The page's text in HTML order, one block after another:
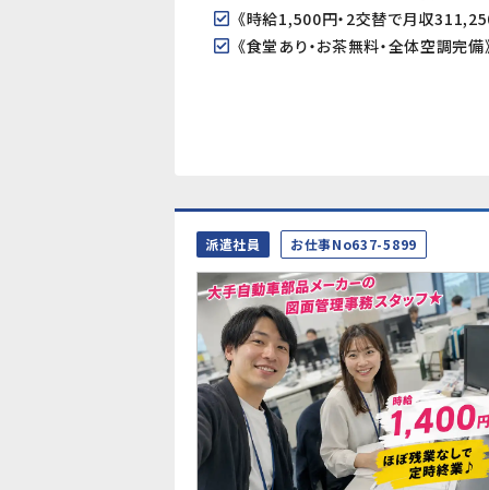
派遣社員 お仕事No637-5899